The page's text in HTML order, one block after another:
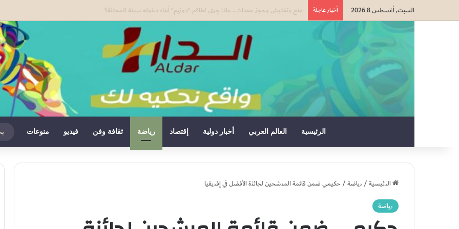
السبت, أغسطس 8 2026 أخبار عاجلة بوريطة: اعتراف كولومبيا بسيادة المغرب على صحرائه «قرار تاريخي»…
الرئيسية العالم العربي أخبار دولية إقتصاد رياضة ثقافة وفن فيديو منوعات
الرئيسية/رياضة/حكيمي ضمن قائمة المرشحين لجائزة الأفضل في إفريقيا
رياضة